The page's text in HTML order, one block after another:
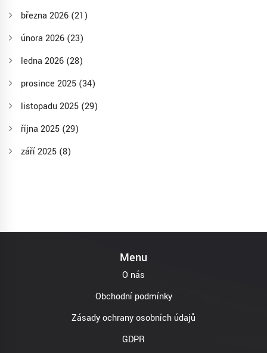
března 2026 (21)
února 2026 (23)
ledna 2026 (28)
prosince 2025 (34)
listopadu 2025 (29)
října 2025 (29)
září 2025 (8)
Menu
O nás
Obchodní podmínky
Zásady ochrany osobních údajů
GDPR